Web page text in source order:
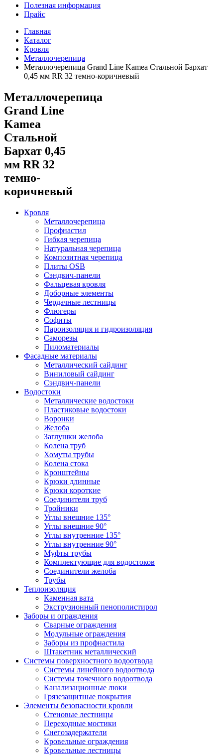
Полезная информация
Прайс
Главная
Каталог
Кровля
Металлочерепица
Металлочерепица Grand Line Kamea Стальной Бархат
0,45 мм RR 32 темно-коричневый
Металлочерепица
Grand Line
Kamea
Стальной
Бархат 0,45
мм RR 32
темно-
коричневый
Кровля
Металлочерепица
Профнастил
Гибкая черепица
Натуральная черепица
Композитная черепица
Плиты OSB
Сэндвич-панели
Фальцевая кровля
Доборные элементы
Чердачные лестницы
Флюгеры
Софиты
Пароизоляция и гидроизоляция
Саморезы
Пиломатериалы
Фасадные материалы
Металлический сайдинг
Виниловый сайдинг
Сэндвич-панели
Водостоки
Металлические водостоки
Пластиковые водостоки
Воронки
Желоба
Заглушки желоба
Колена труб
Хомуты трубы
Колена стока
Кронштейны
Крюки длинные
Крюки короткие
Соединители труб
Тройники
Углы внешние 135°
Углы внешние 90°
Углы внутренние 135°
Углы внутренние 90°
Муфты трубы
Комплектующие для водостоков
Соединители желоба
Трубы
Теплоизоляция
Каменная вата
Экструзионный пенополистирол
Заборы и ограждения
Сварные ограждения
Модульные ограждения
Заборы из профнастила
Штакетник металлический
Системы поверхностного водоотвода
Системы линейного водоотвода
Системы точечного водоотвода
Канализационные люки
Грязезащитные покрытия
Элементы безопасности кровли
Стеновые лестницы
Переходные мостики
Снегозадержатели
Кровельные ограждения
Кровельные лестницы